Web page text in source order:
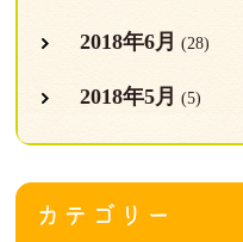
2018年6月 (28)
2018年5月 (5)
カテゴリー